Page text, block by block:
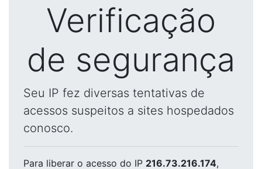
Verificação
de segurança
Seu IP fez diversas tentativas de
acessos suspeitos a sites hospedados
conosco.
Para liberar o acesso do IP 216.73.216.174,